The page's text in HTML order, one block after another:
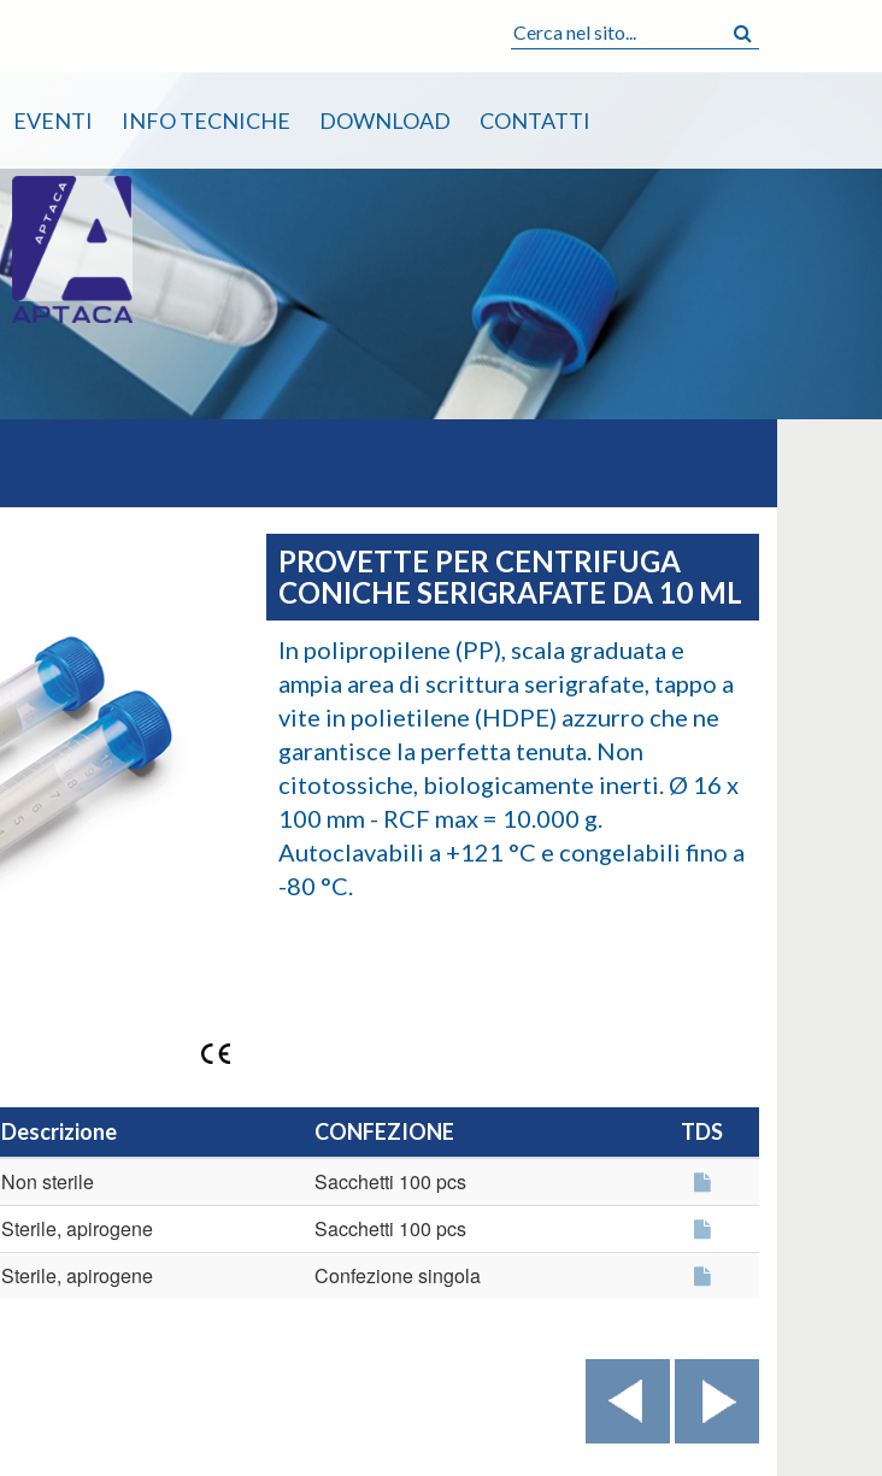
EVENTI INFO TECNICHE DOWNLOAD CONTATTI
PROVETTE PER CENTRIFUGA
CONICHE SERIGRAFATE DA 10 ML
In polipropilene (PP), scala graduata e
ampia area di scrittura serigrafate, tappo a
vite in polietilene (HDPE) azzurro che ne
garantisce la perfetta tenuta. Non
citotossiche, biologicamente inerti. Ø 16 x
100 mm - RCF max = 10.000 g.
Autoclavabili a +121 °C e congelabili fino a
-80 °C.
Descrizione CONFEZIONE TDS
Non sterile
Sacchetti 100 pcs
Sterile, apirogene
Sacchetti 100 pcs
Sterile, apirogene Confezione singola